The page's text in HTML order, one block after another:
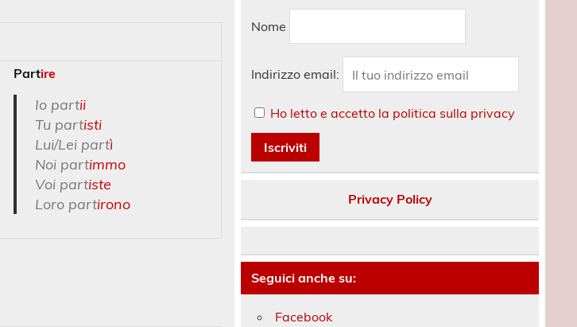
Partire
Io partii
Tu partisti
Lui/Lei partì
Noi partimmo
Voi partiste
Loro partirono
Nome
Indirizzo email:
Ho letto e accetto la politica sulla privacy
Privacy Policy
Seguici anche su:
Facebook